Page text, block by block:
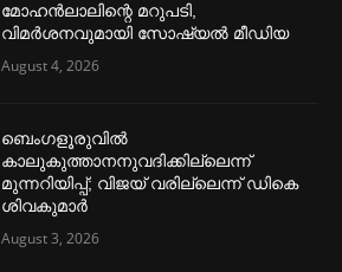
മോഹൻലാലിന്റെ മറുപടി,
വിമര്‍ശനവുമായി സോഷ്യല്‍ മീഡിയ
August 4, 2026
ബെംഗളൂരുവില്‍
കാലുകുത്താനനുവദിക്കില്ലെന്ന്
മുന്നറിയിപ്പ്; വിജയ് വരില്ലെന്ന് ഡികെ
ശിവകുമാര്‍
August 3, 2026